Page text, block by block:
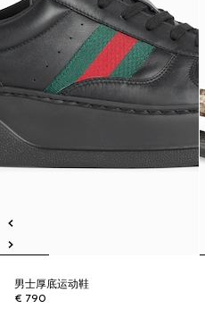
男士厚底运动鞋
€ 790